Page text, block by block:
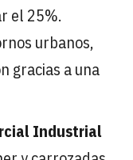
el 25%.
urbanos,
gracias a una
Industrial